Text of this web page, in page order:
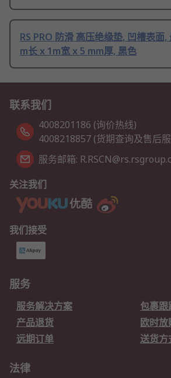
RS PRO 防滑 高压绝缘垫, 凹槽表面
m长 x 1m宽 x 5 mm厚, 黑色
联系我们
4008201186 (询价热线)
4008218857 (货期查询及售后
服务邮箱:
关注我们
我们接受
服务
服务解决方案
包裹跟
产品退货
欧时
远期订单
送货方
法律